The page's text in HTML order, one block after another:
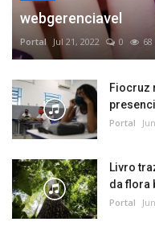
webgerenciavel
Portal Jul 21, 2022 0 68
Fiocruz
Portal
Livro
da flora
Portal